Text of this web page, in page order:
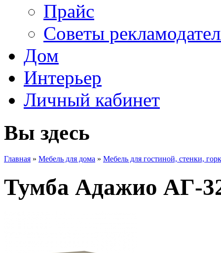
Прайс
Советы
Дом
Интерьер
Личный кабинет
Вы здесь
Главная » Мебель для дома » Мебель для гостиной, стенки,
Тумба Адажио АГ-